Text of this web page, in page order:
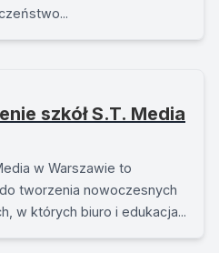
szkół S.T. Media
w Warszawie to
tworzenia nowoczesnych
w których biuro i edukacja...